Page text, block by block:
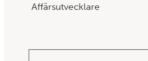
Affärsutvecklare